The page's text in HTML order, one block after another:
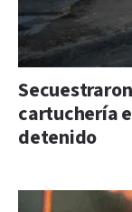
cartuchería
detenido